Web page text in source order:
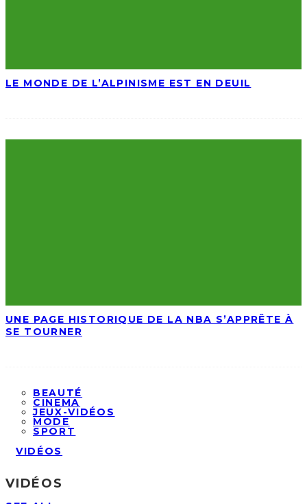
LE MONDE DE L’ALPINISME EST EN DEUIL
UNE PAGE HISTORIQUE DE LA NBA S’APPRÊTE À
SE TOURNER
BEAUTÉ
CINEMA
JEUX-VIDÉOS
MODE
SPORT
VIDÉOS
VIDÉOS